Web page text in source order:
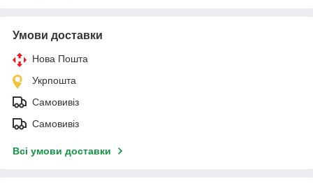
Умови доставки
Нова Пошта
Укрпошта
Самовивіз
Самовивіз
Всі умови доставки